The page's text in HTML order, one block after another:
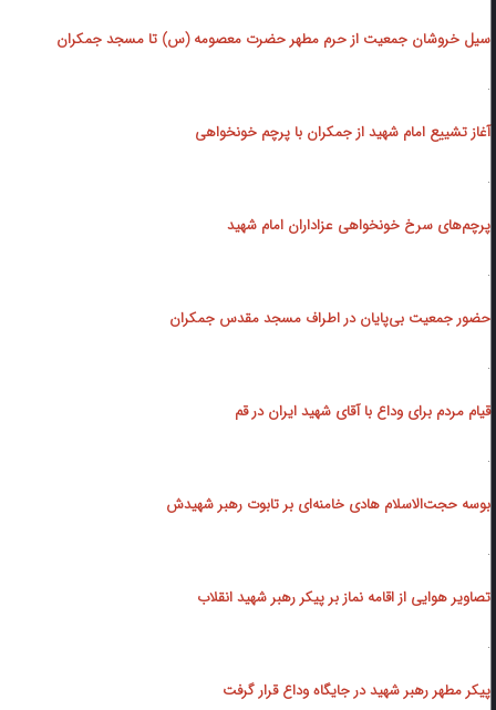
سیل خروشان جمعیت از حرم مطهر حضرت معصومه (س)‌ تا مسجد جمکران
آغاز تشییع امام شهید از جمکران با پرچم خونخواهی
پرچم‌های سرخ خونخواهی ‌عزاداران امام شهید
حضور جمعیت بی‌پایان ‌در اطراف مسجد مقدس جمکران
قیام مردم برای وداع با آقای شهید ایران در قم
بوسه حجت‌الاسلام هادی خامنه‌ای بر تابوت رهبر شهیدش
تصاویر هوایی از ‌اقامه نماز بر پیکر رهبر شهید انقلاب
پیکر مطهر رهبر شهید در جایگاه وداع قرار گرفت